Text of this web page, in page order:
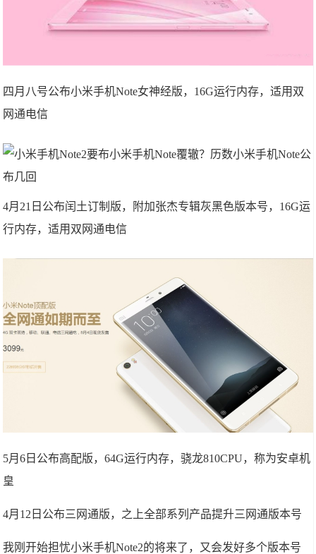
四月八号公布小米手机Note女神经版，16G运行内存，适用双
网通电信
4月21日公布闰土订制版，附加张杰专辑灰黑色版本号，16G运
行内存，适用双网通电信
5月6日公布高配版，64G运行内存，骁龙810CPU，称为安卓机
皇
4月12日公布三网通版，之上全部系列产品提升三网通版本号
我刚开始担忧小米手机Note2的将来了，又会发好多个版本号